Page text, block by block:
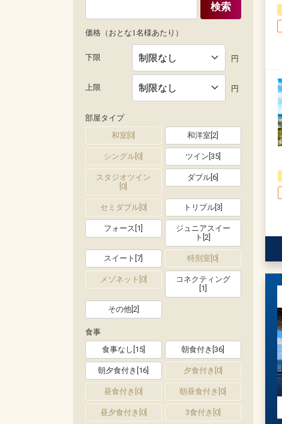
検索
価格（おとな1名様あたり）
下限 円
上限 円
部屋タイプ
和室 0 和洋室 [2
シングル 0 ツイン 35]
スタジオツイン
0
ダブル [6
セミダブル[ 0] トリプル[ 3
フォース 1
ジュニアスイー
ト [2
スイート [7 特別室 0
メゾネット 0]
コネクティング
1
その他[ 2]
食事
食事なし 15] 朝食付き [36
朝夕食付き 16 夕食付き 0]
昼食付き 0 朝昼食付き 0
昼夕食付き 0] 3食付き 0]